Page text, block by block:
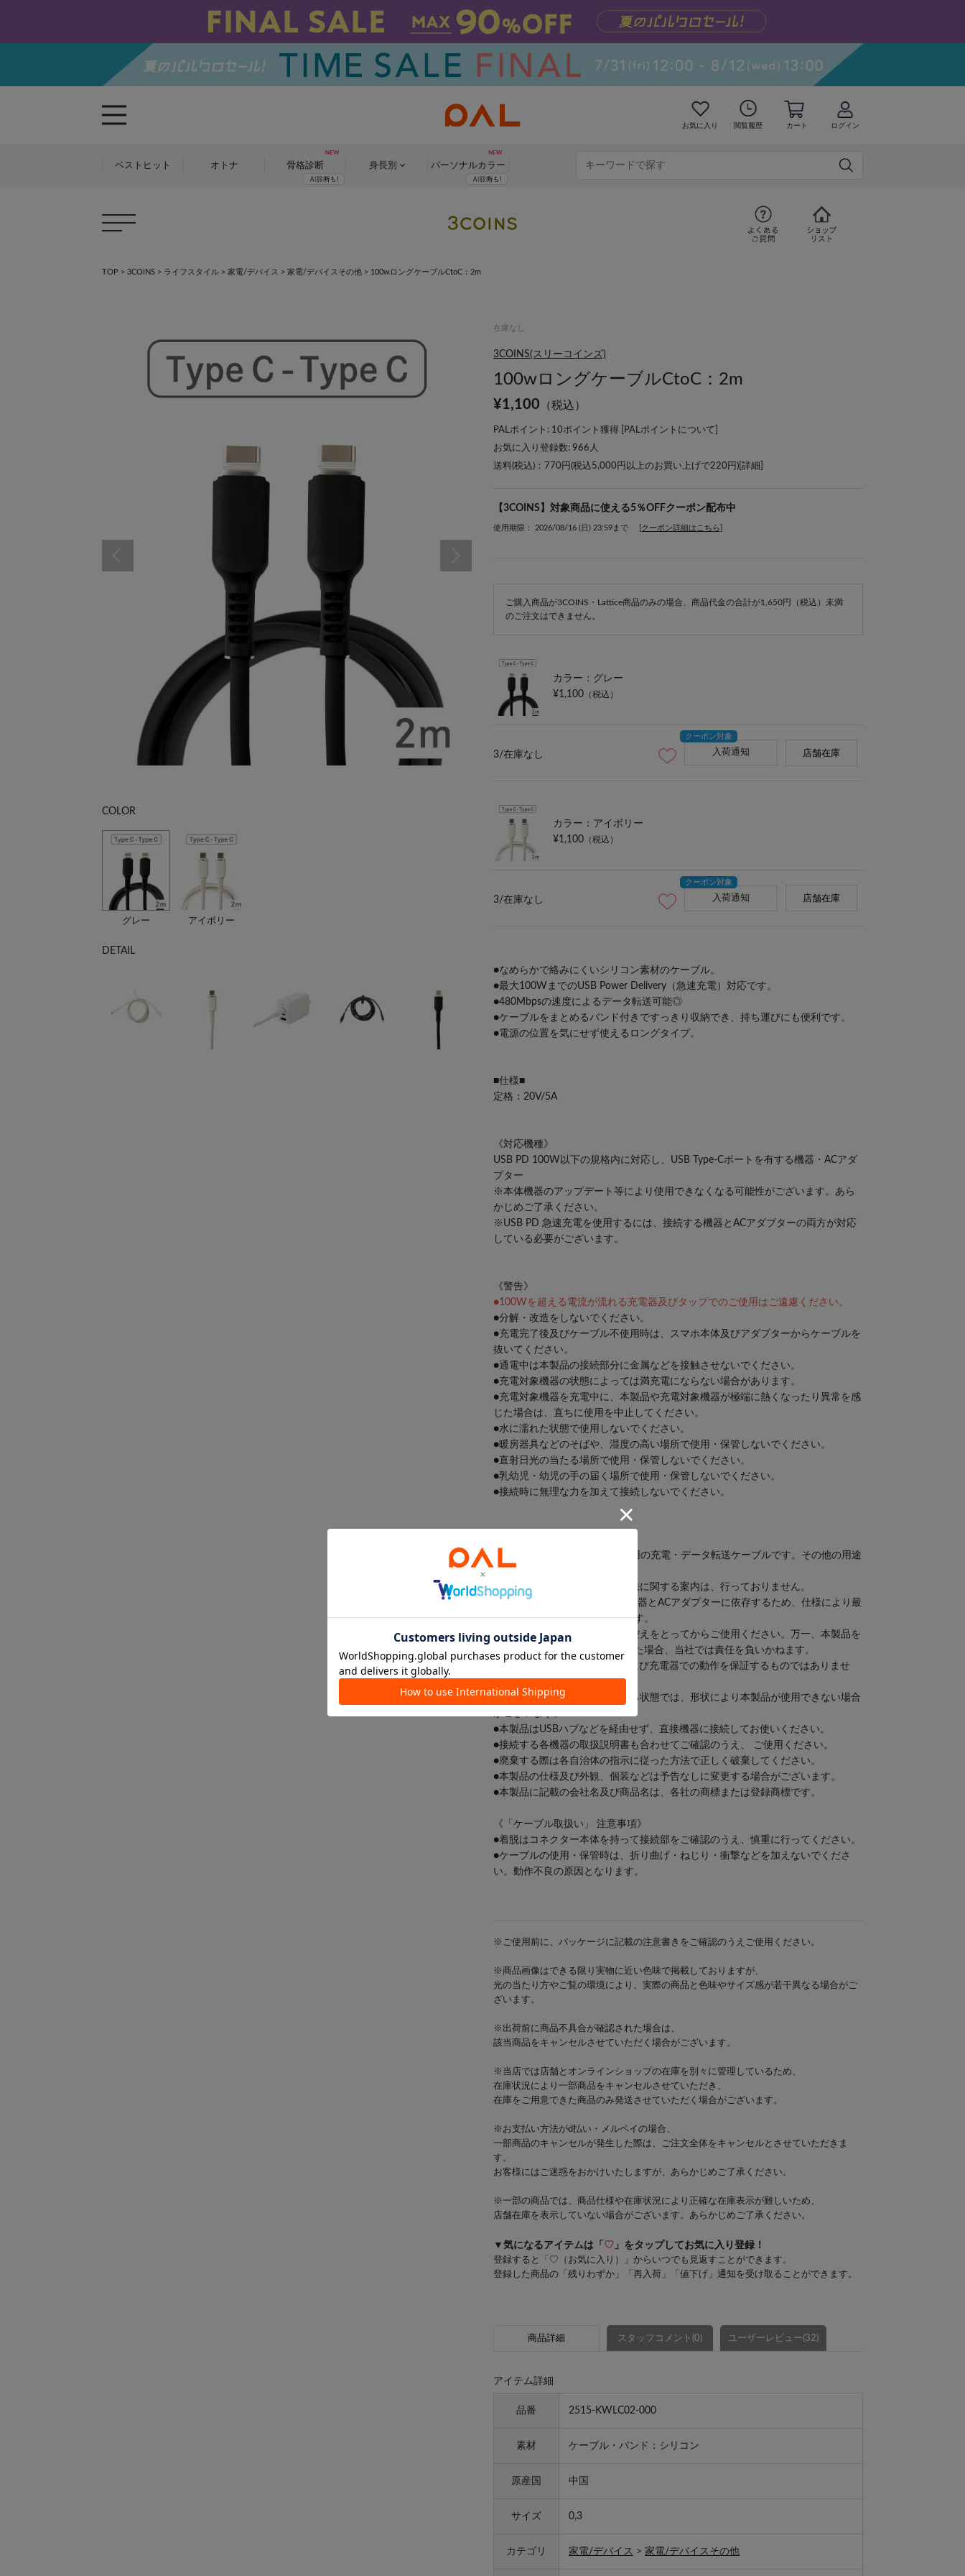
お気に入り 閲覧履歴 カート ログイン
ベストヒット オトナ 骨格診断 身長別 パーソナルカラー
TOP > 3COINS > ライフスタイル > 家電/デバイス > 家電/デバイスその他 > 100wロングケーブルCtoC：2m
COLOR
グレー アイボリー
DETAIL
在庫なし
3COINS(スリーコインズ)
100wロングケーブルCtoC：2m
¥1,100 （税込）
PALポイント: 10ポイント獲得 [ PALポイントについて
お気に入り登録数: 966 人
送料(税込)：770円(税込5,000円以上のお買い上げで220円)[ 詳細
【3COINS】対象商品に使える5％OFFクーポン配布中
使用期限： 2026/08/16 (日) 23:59まで [クーポン詳細はこちら]
ご購入商品が3COINS・Lattice商品のみの場合、商品代金の合計が1,650円（税込）未満
のご注文はできません。
カラー：グレー
¥1,100 （税込）
3/在庫なし 入荷通知 店舗在庫
カラー：アイボリー
¥1,100 （税込）
3/在庫なし 入荷通知 店舗在庫
●なめらかで絡みにくいシリコン素材のケーブル。
●最大100WまでのUSB Power Delivery（急速充電）対応です。
●480Mbpsの速度によるデータ転送可能◎
●ケーブルをまとめるバンド付きですっきり収納でき、持ち運びにも便利です。
●電源の位置を気にせず使えるロングタイプ。
■仕様■
定格：20V/5A
《対応機種》
USB PD 100W以下の規格内に対応し、USB Type-Cポートを有する機器・ACアダ
プター
※本体機器のアップデート等により使用できなくなる可能性がございます。あら
かじめご了承ください。
※USB PD 急速充電を使用するには、接続する機器とACアダブターの両方が対応
している必要がございます。
《警告》
●100Wを超える電流が流れる充電器及びタップでのご使用はご遠慮ください。
●分解・改造をしないでください。
●充電完了後及びケーブル不使用時は、スマホ本体及びアダプターからケーブルを
抜いてください。
●通電中は本製品の接続部分に金属などを接触させないでください。
●充電対象機器の状態によっては満充電にならない場合があります。
●充電対象機器を充電中に、本製品や充電対象機器が極端に熱くなったり異常を感
じた場合は、直ちに使用を中止してください。
●水に濡れた状態で使用しないでください。
●暖房器具などのそばや、湿度の高い場所で使用・保管しないでください。
●直射日光の当たる場所で使用・保管しないでください。
●乳幼児・幼児の手の届く場所で使用・保管しないでください。
●接続時に無理な力を加えて接続しないでください。
●本製品はType-Cコネクター専用の充電・データ転送ケーブルです。その他の用途
●当社では充電以外のご使用方法に関する案内は、行っておりません。
●最大出力値100Wは接続する機器とACアダプターに依存するため、仕様により最
大出力値が出ない場合があります。
●登録した各種メモリーは必ず控えをとってからご使用ください。万一、本製品を
使用しメモリーが破損・消失した場合、当社では責任を負いかねます。
●本製品はすべてのUSBポート及び充電器での動作を保証するものではありませ
●ケースやカバーを装着している状態では、形状により本製品が使用できない場合
●本製品はUSBハブなどを経由せず、直接機器に接続してお使いください。
●接続する各機器の取扱説明書も合わせてご確認のうえ、 ご使用ください。
●廃棄する際は各自治体の指示に従った方法で正しく破棄してください。
●本製品の仕様及び外観、個装などは予告なしに変更する場合がございます。
●本製品に記載の会社名及び商品名は、各社の商標または登録商標です。
《「ケーブル取扱い」 注意事項》
●着脱はコネクター本体を持って接続部をご確認のうえ、慎重に行ってください。
●ケーブルの使用・保管時は、折り曲げ・ねじり・衝撃などを加えないでくださ
い。動作不良の原因となります。
※ご使用前に、パッケージに記載の注意書きをご確認のうえご使用ください。
※商品画像はできる限り実物に近い色味で掲載しておりますが、
光の当たり方やご覧の環境により、実際の商品と色味やサイズ感が若干異なる場合がご
ざいます。
※出荷前に商品不具合が確認された場合は、
該当商品をキャンセルさせていただく場合がございます。
※当店では店舗とオンラインショップの在庫を別々に管理しているため、
在庫状況により一部商品をキャンセルさせていただき、
在庫をご用意できた商品のみ発送させていただく場合がございます。
※お支払い方法がd払い・メルペイの場合、
一部商品のキャンセルが発生した際は、ご注文全体をキャンセルとさせていただきま
す。
お客様にはご迷惑をおかけいたしますが、あらかじめご了承ください。
※一部の商品では、商品仕様や在庫状況により正確な在庫表示が難しいため、
店舗在庫を表示していない場合がございます。あらかじめご了承ください。
▼気になるアイテムは「 ♡ 」をタップしてお気に入り登録！
登録すると「♡（お気に入り）」からいつでも見返すことができます。
登録した商品の「残りわずか」「再入荷」「値下げ」通知を受け取ることができます。
商品詳細 スタッフコメント(0) ユーザーレビュー(32)
アイテム詳細
品番 2515-KWLC02-000
素材 ケーブル・バンド：シリコン
原産国 中国
サイズ 0,3
カテゴリ 家電/デバイス > 家電/デバイスその他